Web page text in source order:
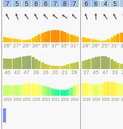
7 5 5 6 6 7 8 7 6 6 4 5
28° 27° 26° 30° 35° 37° 35° 31° 28° 26° 25° 31°
40 43 47 39 26 20 21 29 37 45 47 33
1014 1014 1015 1015 1013 1011 1010 1014 1016 1014 1016 1016